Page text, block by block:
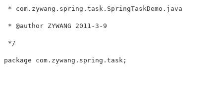
* com.zywang.spring.task.SpringTaskDemo.java
* @author ZYWANG 2011-3-9
*/
package com.zywang.spring.task;